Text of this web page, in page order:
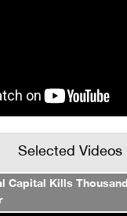
Selected Videos
Capital Kills